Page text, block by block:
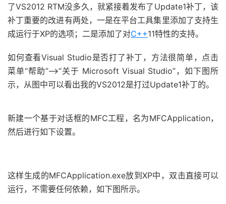
了VS2012 RTM没多久，就紧接着发布了Update1补丁，该
补丁重要的改进有两处，一是在平台工具集里添加了支持生
成运行于XP的选项；二是添加了对C++11特性的支持。
如何查看Visual Studio是否打了补丁，方法很简单，点击
菜单“帮助”——>“关于 Microsoft Visual Studio”，如下图所
示，从图中可以看出我的VS2012是打过Update1补丁的。
新建一个基于对话框的MFC工程，名为MFCApplication，
然后进行如下设置。
这样生成的MFCApplication.exe放到XP中，双击直接可以
运行，不需要任何依赖，如下图所示。